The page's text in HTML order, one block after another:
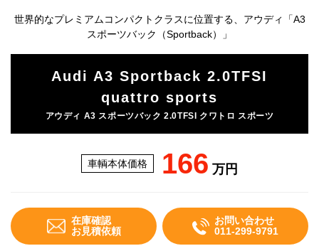
世界的なプレミアムコンパクトクラスに位置する、アウディ「A3
スポーツバック（Sportback）」
Audi A3 Sportback 2.0TFSI
quattro sports
アウディ A3 スポーツバック 2.0TFSI クワトロ スポーツ
車輌本体価格 166 万円
在庫確認
お見積依頼
お問い合わせ
011-299-9791